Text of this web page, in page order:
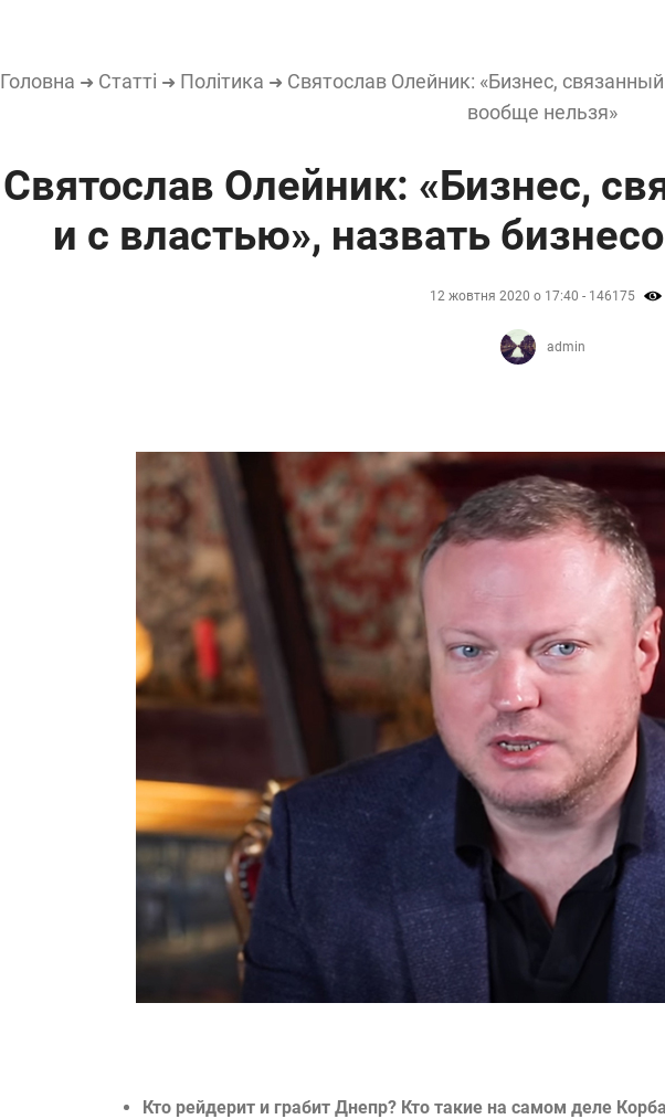
Головна ➜ Статті ➜ Політика ➜ Святослав Олейник: «Бизнес,
вообще нельзя»
Святослав Олейник: «Бизнес,
и с властью», назвать
12 жовтня 2020 о 17:40 - 146175
admin
Кто рейдерит и грабит Днепр? Кто такие на самом деле